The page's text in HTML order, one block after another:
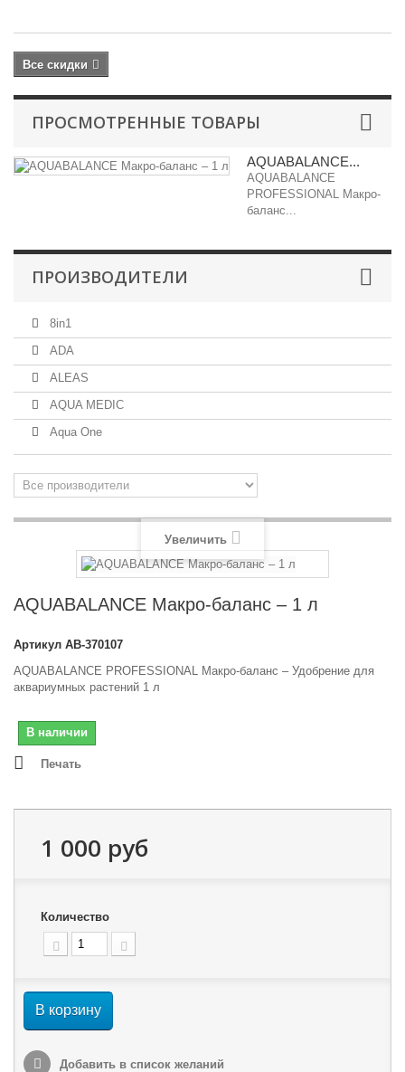
Все скидки
ПРОСМОТРЕННЫЕ ТОВАРЫ
AQUABALANCE...
AQUABALANCE
PROFESSIONAL Макро-
баланс...
ПРОИЗВОДИТЕЛИ
8in1
ADA
ALEAS
AQUA MEDIC
Aqua One
Увеличить
AQUABALANCE Макро-баланс – 1 л
Артикул AB-370107
AQUABALANCE PROFESSIONAL Макро-баланс – Удобрение для
аквариумных растений 1 л
В наличии
Печать
1 000 руб
Количество
В корзину
Добавить в список желаний